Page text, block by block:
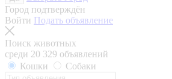
Город подтверждён
Войти Подать объявление
Поиск животных
среди 20 329 объявлений
Кошки
Собаки